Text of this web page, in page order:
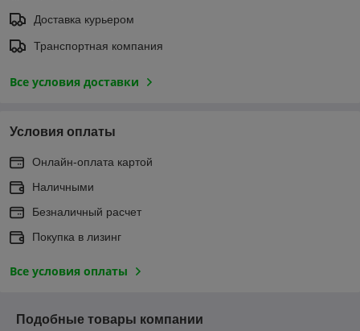
Доставка курьером
Транспортная компания
Все условия доставки
Условия оплаты
Онлайн-оплата картой
Наличными
Безналичный расчет
Покупка в лизинг
Все условия оплаты
Подобные товары компании